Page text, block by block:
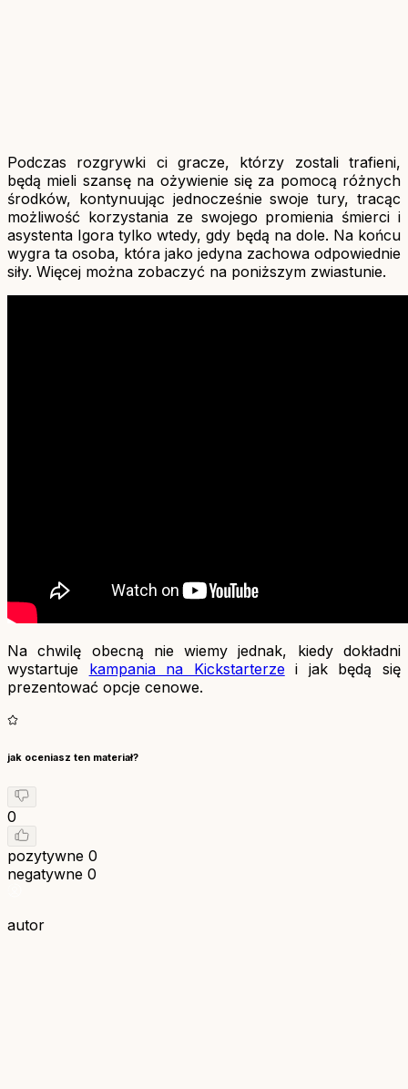
Podczas rozgrywki ci gracze, którzy zostali trafieni,
będą mieli szansę na ożywienie się za pomocą różnych
środków, kontynuując jednocześnie swoje tury, tracąc
możliwość korzystania ze swojego promienia śmierci i
asystenta Igora tylko wtedy, gdy będą na dole. Na końcu
wygra ta osoba, która jako jedyna zachowa odpowiednie
siły. Więcej można zobaczyć na poniższym zwiastunie.
Na chwilę obecną nie wiemy jednak, kiedy dokładni
wystartuje kampania na Kickstarterzei jak będą się
prezentować opcje cenowe.
jak oceniasz ten materiał?
0
pozytywne 0
negatywne 0
autor